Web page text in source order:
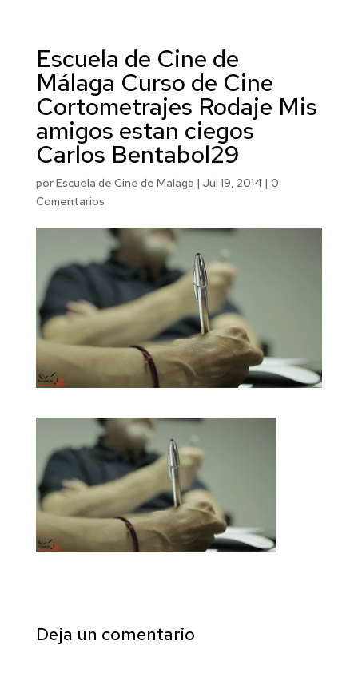
Escuela de Cine de
Málaga Curso de Cine
Cortometrajes Rodaje Mis
amigos estan ciegos
Carlos Bentabol29
porEscuela de Cine de Malaga | Jul 19, 2014 | 0
Comentarios
Deja un comentario